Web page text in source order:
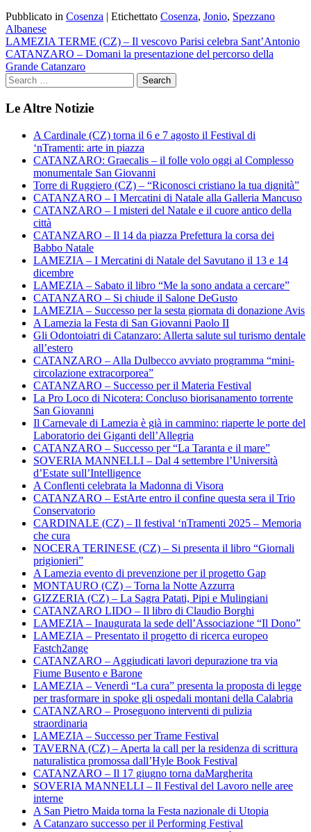
Pubblicato in Cosenza | Etichettato Cosenza, Jonio, Spezzano
Albanese
Navigazione
articoli
LAMEZIA TERME (CZ) – Il vescovo Parisi celebra Sant’Antonio
CATANZARO – Domani la presentazione del percorso della
Grande Catanzaro
Le Altre Notizie
A Cardinale (CZ) torna il 6 e 7 agosto il Festival di
‘nTramenti: arte in piazza
CATANZARO: Graecalis – il folle volo oggi al Complesso
monumentale San Giovanni
Torre di Ruggiero (CZ) – “Riconosci cristiano la tua dignità”
CATANZARO – I Mercatini di Natale alla Galleria Mancuso
CATANZARO – I misteri del Natale e il cuore antico della
città
CATANZARO – Il 14 da piazza Prefettura la corsa dei
Babbo Natale
LAMEZIA – I Mercatini di Natale del Savutano il 13 e 14
dicembre
LAMEZIA – Sabato il libro “Me la sono andata a cercare”
CATANZARO – Si chiude il Salone DeGusto
LAMEZIA – Successo per la sesta giornata di donazione Avis
A Lamezia la Festa di San Giovanni Paolo II
Gli Odontoiatri di Catanzaro: Allerta salute sul turismo dentale
all’estero
CATANZARO – Alla Dulbecco avviato programma “mini-
circolazione extracorporea”
CATANZARO – Successo per il Materia Festival
La Pro Loco di Nicotera: Concluso biorisanamento torrente
San Giovanni
Il Carnevale di Lamezia è già in cammino: riaperte le porte del
Laboratorio dei Giganti dell’Allegria
CATANZARO – Successo per “La Taranta e il mare”
SOVERIA MANNELLI – Dal 4 settembre l’Università
d’Estate sull’Intelligence
A Conflenti celebrata la Madonna di Visora
CATANZARO – EstArte entro il confine questa sera il Trio
Conservatorio
CARDINALE (CZ) – Il festival ‘nTramenti 2025 – Memoria
che cura
NOCERA TERINESE (CZ) – Si presenta il libro “Giornali
prigionieri”
A Lamezia evento di prevenzione per il progetto Gap
MONTAURO (CZ) – Torna la Notte Azzurra
GIZZERIA (CZ) – La Sagra Patati, Pipi e Mulingiani
CATANZARO LIDO – Il libro di Claudio Borghi
LAMEZIA – Inaugurata la sede dell’Associazione “Il Dono”
LAMEZIA – Presentato il progetto di ricerca europeo
Fastch2ange
CATANZARO – Aggiudicati lavori depurazione tra via
Fiume Busento e Barone
LAMEZIA – Venerdì “La cura” presenta la proposta di legge
per trasformare in spoke gli ospedali montani della Calabria
CATANZARO – Proseguono interventi di pulizia
straordinaria
LAMEZIA – Successo per Trame Festival
TAVERNA (CZ) – Aperta la call per la residenza di scrittura
naturalistica promossa dall’Hyle Book Festival
CATANZARO – Il 17 giugno torna daMargherita
SOVERIA MANNELLI – Il Festival del Lavoro nelle aree
interne
A San Pietro Maida torna la Festa nazionale di Utopia
A Catanzaro successo per il Performing Festival